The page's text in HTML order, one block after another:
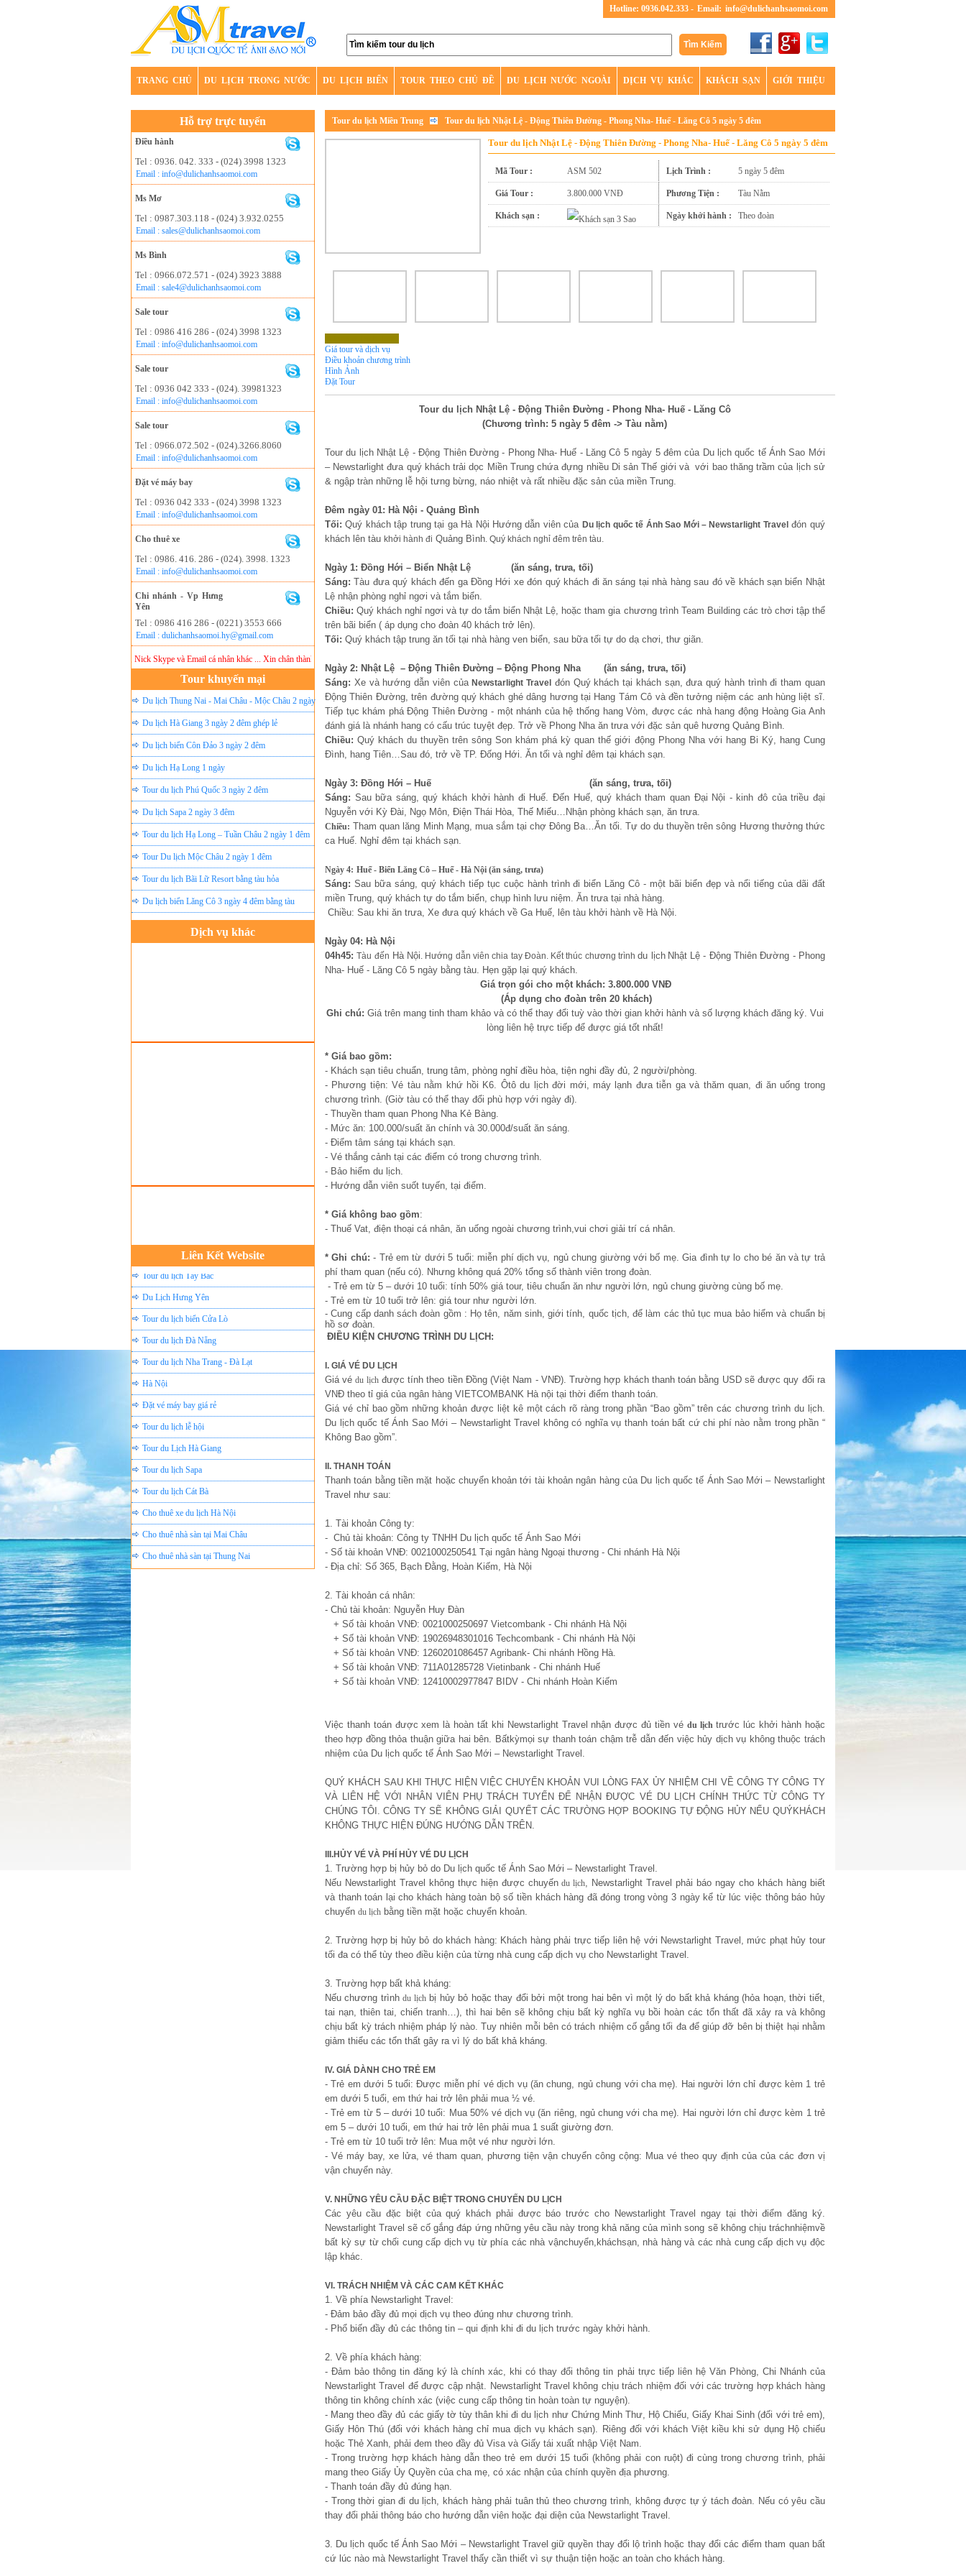
Hotline: 0936.042.333 - Email: info@dulichanhsaomoi.com
TRANG CHỦ DU LỊCH TRONG NƯỚC DU LỊCH BIỂN TOUR THEO CHỦ ĐỀ DU LỊCH NƯỚC NGOÀI DỊCH VỤ KHÁC KHÁCH SẠN GIỚI THIỆU
Hỗ trợ trực tuyến
Điều hành
Tel : 0936. 042. 333 - (024) 3998 1323
Email : info@dulichanhsaomoi.com
Ms Mơ
Tel : 0987.303.118 - (024) 3.932.0255
Email : sales@dulichanhsaomoi.com
Ms Bình
Tel : 0966.072.571 - (024) 3923 3888
Email : sale4@dulichanhsaomoi.com
Sale tour
Tel : 0986 416 286 - (024) 3998 1323
Email : info@dulichanhsaomoi.com
Sale tour
Tel : 0936 042 333 - (024). 39981323
Email : info@dulichanhsaomoi.com
Sale tour
Tel : 0966.072.502 - (024).3266.8060
Email : info@dulichanhsaomoi.com
Đặt vé máy bay
Tel : 0936 042 333 - (024) 3998 1323
Email : info@dulichanhsaomoi.com
Cho thuê xe
Tel : 0986. 416. 286 - (024). 3998. 1323
Email : info@dulichanhsaomoi.com
Chi nhánh - Vp Hưng
Yên
Tel : 0986 416 286 - (0221) 3553 666
Email : dulichanhsaomoi.hy@gmail.com
số Điện Thoại, Nick Yahoo , Nick Skype và Email cá nhân khác ... Xin chân thành cảm ơn!
Tour khuyến mại
Du lịch Thung Nai - Mai Châu - Mộc Châu 2 ngày
ghép lẻ
Du lịch Hà Giang 3 ngày 2 đêm ghép lẻ
Du lịch biển Côn Đảo 3 ngày 2 đêm
Du lịch Hạ Long 1 ngày
Tour du lịch Phú Quốc 3 ngày 2 đêm
Du lịch Sapa 2 ngày 3 đêm
Tour du lịch Hạ Long – Tuần Châu 2 ngày 1 đêm
Tour Du lịch Mộc Châu 2 ngày 1 đêm
Tour du lịch Bãi Lữ Resort bằng tàu hỏa
Du lịch biển Lăng Cô 3 ngày 4 đêm bằng tàu
Dịch vụ khác
Liên Kết Website
Đặt vé máy bay giá rẻ
Cho thuê xe du lịch Hà Nội
Tour du lịch Tây Bắc
Du Lịch Hưng Yên
Tour du lịch biển Cửa Lò
Tour du lịch Đà Nẵng
Tour du lịch Nha Trang - Đà Lạt
Hà Nội
Đặt vé máy bay giá rẻ
Tour du lịch lễ hội
Tour du Lịch Hà Giang
Tour du lịch Sapa
Tour du lịch Cát Bà
Cho thuê xe du lịch Hà Nội
Cho thuê nhà sàn tại Mai Châu
Cho thuê nhà sàn tại Thung Nai
Nhà sàn tại Đảo Dừa Thung Nai
Tour du lịch Miền Trung Tour du lịch Nhật Lệ - Động Thiên Đường - Phong Nha- Huế - Lăng Cô 5 ngày 5 đêm
Tour du lịch Nhật Lệ - Động Thiên Đường - Phong Nha- Huế - Lăng Cô 5 ngày 5 đêm
Mã Tour : ASM 502 Lịch Trình : 5 ngày 5 đêm
Giá Tour : 3.800.000 VNĐ Phương Tiện : Tàu Nằm
Khách sạn : Ngày khởi hành : Theo đoàn
Giá tour và dịch vụ
Điều khoản chương trình
Hình Ảnh
Đặt Tour
Tour du lịch Nhật Lệ - Động Thiên Đường - Phong Nha- Huế - Lăng Cô
(Chương trình: 5 ngày 5 đêm -> Tàu nằm)
Tour du lịch Nhật Lệ - Động Thiên Đường - Phong Nha- Huế - Lăng Cô 5 ngày 5 đêmcủa Du lịch quốc tế Ánh Sao Mới
– Newstarlight đưa quý khách trải dọc Miền Trung chứađựng nhiều Di sản Thế giới và với bao thăng trầm của lịch sử
& ngập tràn những lễ hội tưng bừng, náo nhiệt và rất nhiều đặc sản của miền Trung.
Đêm ngày 01: Hà Nội - Quảng Bình
Tối: Quý khách tập trung tại ga Hà Nội Hướng dẫn viên của Du lịch quốc tế Ánh Sao Mới – Newstarlight Travel đón quý
khách lên tàu khởi hành đi Quảng Bình. Quý khách nghỉ đêm trên tàu.
Ngày 1: Đồng Hới – Biển Nhật Lệ (ăn sáng, trưa, tối)
Sáng: Tàu đưa quý khách đến ga Đồng Hới xe đón quý khách đi ăn sáng tại nhà hàng sau đó về khách sạn biển Nhật
Lệ nhận phòng nghỉ ngơi và tắm biển.
Chiều: Quý khách nghỉ ngơi và tự do tắm biển Nhật Lệ, hoặc tham gia chương trình Team Building các trò chơi tập thể
trên bãi biển ( áp dụng cho đoàn 40 khách trở lên).
Tối: Quý khách tập trung ăn tối tại nhà hàng ven biển, sau bữa tối tự do dạ chơi, thư giãn.
Ngày 2: Nhật Lệ – Động Thiên Đường – Động Phong Nha (ăn sáng, trưa, tối)
Sáng: Xe và hướng dẫn viên củaNewstarlight Travel đón Quý khách tại khách sạn, đưa quý hành trình đi tham quan
Động Thiên Đường, trên đường quý khách ghé dâng hương tại Hang Tám Cô và đền tưởng niệm các anh hùng liệt sĩ.
Tiếp tục khám phá Động Thiên Đường - một nhánh của hệ thống hang Vòm, được các nhà hang động Hoàng Gia Anh
đánh giá là nhánh hang có cấu trúc tuyệt đẹp. Trở về Phong Nha ăn trưa với đặc sản quê hương Quảng Bình.
Chiều: Quý khách du thuyền trên sông Son khám phá kỳ quan thế giới động Phong Nha với hang Bi Ký, hang Cung
Đình, hang Tiên…Sau đó, trở về TP. Đống Hới. Ăn tối và nghỉ đêm tại khách sạn.
Ngày 3: Đồng Hới – Huế (ăn sáng, trưa, tối)
Sáng: Sau bữa sáng, quý khách khởi hành đi Huế. Đến Huế, quý khách tham quan Đại Nội - kinh đô của triều đại
Nguyễn với Kỳ Đài, Ngọ Môn, Điện Thái Hòa, Thế Miếu…Nhận phòng khách sạn, ăn trưa.
Chiều: Tham quan lăng Minh Mạng, mua sắm tại chợ Đông Ba…Ăn tối. Tự do du thuyền trên sông Hương thưởng thức
ca Huế. Nghỉ đêm tại khách sạn.
Ngày 4: Huế - Biển Lăng Cô – Huế - Hà Nội (ăn sáng, trưa)
Sáng: Sau bữa sáng, quý khách tiếp tục cuộc hành trình đi biển Lăng Cô - một bãi biển đẹp và nổi tiếng của dãi đất
miền Trung, quý khách tự do tắm biển, chụp hình lưu niệm. Ăn trưa tại nhà hàng.
Chiều: Sau khi ăn trưa, Xe đưa quý khách về Ga Huế, lên tàu khởi hành về Hà Nội.
Ngày 04: Hà Nội
04h45: Tàu đến Hà Nội. Hướng dẫn viên chia tay Đoàn. Kết thúc chương trình du lịch Nhật Lệ - Động Thiên Đường - Phong
Nha- Huế - Lăng Cô 5 ngày bằng tàu. Hẹn gặp lại quý khách.
Giá trọn gói cho một khách: 3.800.000 VNĐ
(Áp dụng cho đoàn trên 20 khách)
Ghi chú: Giá trên mang tinh tham khảo và có thể thay đổi tuỳ vào thời gian khởi hành và số lượng khách đăng ký. Vui
lòng liên hệ trực tiếp để được giá tốt nhất!
* Giá bao gồm:
- Khách sạn tiêu chuẩn, trung tâm, phòng nghỉ điều hòa, tiện nghi đầy đủ, 2 người/phòng.
- Phương tiện: Vé tàu nằm khứ hồi K6. Ôtô du lịch đời mới, máy lạnh đưa tiễn ga và thăm quan, đi ăn uống trong
chương trình. (Giờ tàu có thể thay đổi phù hợp với ngày đi).
- Thuyền tham quan Phong Nha Kẻ Bàng.
- Mức ăn: 100.000/suất ăn chính và 30.000đ/suất ăn sáng.
- Điểm tâm sáng tại khách sạn.
- Vé thắng cảnh tại các điểm có trong chương trình.
- Bảo hiểm du lịch.
- Hướng dẫn viên suốt tuyến, tại điểm.
* Giá không bao gồm:
- Thuế Vat, điện thoại cá nhân, ăn uống ngoài chương trình,vui chơi giải trí cá nhân.
* Ghi chú: - Trẻ em từ dưới 5 tuổi: miễn phí dịch vụ, ngủ chung giường với bố mẹ. Gia đình tự lo cho bé ăn và tự trả
phí tham quan (nếu có). Nhưng không quá 20% tổng số thành viên trong đoàn.
- Trẻ em từ 5 – dưới 10 tuổi: tính 50% giá tour, tiêu chuẩn ăn như người lớn, ngủ chung giường cùng bố mẹ.
- Trẻ em từ 10 tuổi trở lên: giá tour như người lớn.
- Cung cấp danh sách đoàn gồm : Họ tên, năm sinh, giới tính, quốc tịch, để làm các thủ tục mua bảo hiểm và chuẩn bị
hồ sơ đoàn.
ĐIỀU KIỆN CHƯƠNG TRÌNH DU LỊCH:
I. GIÁ VÉ DU LỊCH
Giá védu lịchđược tính theo tiền Đồng (Việt Nam - VNĐ). Trường hợp khách thanh toán bằng USD sẽ được quy đổi ra
VNĐ theo tỉ giá của ngân hàng VIETCOMBANK Hà nội tại thời điểm thanh toán.
Giá vé chỉ bao gồm những khoản được liệt kê một cách rõ ràng trong phần “Bao gồm” trên các chương trình du lịch.
Du lịch quốc tế Ánh Sao Mới – Newstarlight Travel không có nghĩa vụ thanh toán bất cứ chi phí nào nằm trong phần “
Không Bao gồm”.
II. THANH TOÁN
Thanh toán bằng tiền mặt hoặc chuyển khoản tới tài khoản ngân hàng của Du lịch quốc tế Ánh Sao Mới – Newstarlight
Travel như sau:
1. Tài khoản Công ty:
- Chủ tài khoản: Công ty TNHH Du lịch quốc tế Ánh Sao Mới
- Số tài khoản VNĐ: 0021000250541 Tại ngân hàng Ngoại thương - Chi nhánh Hà Nội
- Địa chỉ: Số 365, Bạch Đằng, Hoàn Kiếm, Hà Nội
2. Tài khoản cá nhân:
- Chủ tài khoản: Nguyễn Huy Đàn
+ Số tài khoản VNĐ: 0021000250697 Vietcombank - Chi nhánh Hà Nội
+ Số tài khoản VNĐ: 19026948301016 Techcombank - Chi nhánh Hà Nội
+ Số tài khoản VNĐ: 1260201086457 Agribank- Chi nhánh Hồng Hà.
+ Số tài khoản VNĐ: 711A01285728 Vietinbank - Chi nhánh Huế
+ Số tài khoản VNĐ: 12410002977847 BIDV - Chi nhánh Hoàn Kiếm
Việc thanh toán được xem là hoàn tất khi Newstarlight Travel nhận được đủ tiền vé du lịchtrước lúc khởi hành hoặc
theo hợp đồng thỏa thuận giữa hai bên. Bấtkỳmọi sự thanh toán chậm trễ dẫn đến việc hủy dịch vụ không thuộc trách
nhiệm của Du lịch quốc tế Ánh Sao Mới – Newstarlight Travel.
QUÝ KHÁCH SAU KHI THỰC HIỆN VIỆC CHUYỂN KHOẢN VUI LÒNG FAX ỦY NHIỆM CHI VỀ CÔNG TY CÔNG TY
VÀ LIÊN HỆ VỚI NHÂN VIÊN PHỤ TRÁCH TUYẾN ĐỂ NHẬN ĐƯỢC VÉ DU LỊCH CHÍNH THỨC TỪ CÔNG TY
CHÚNG TÔI. CÔNG TY SẼ KHÔNG GIẢI QUYẾT CÁC TRƯỜNG HỢP BOOKING TỰ ĐỘNG HỦY NẾU QUÝKHÁCH
KHÔNG THỰC HIỆN ĐÚNG HƯỚNG DẪN TRÊN.
III.HỦY VÉ VÀ PHÍ HỦY VÉ DU LỊCH
1. Trường hợp bị hủy bỏ do Du lịch quốc tế Ánh Sao Mới – Newstarlight Travel.
Nếu Newstarlight Travel không thực hiện được chuyến du lịch, Newstarlight Travel phải báo ngay cho khách hàng biết
và thanh toán lại cho khách hàng toàn bộ số tiền khách hàng đã đóng trong vòng 3 ngày kể từ lúc việc thông báo hủy
chuyến du lịch bằng tiền mặt hoặc chuyển khoản.
2. Trường hợp bị hủy bỏ do khách hàng: Khách hàng phải trực tiếp liên hệ với Newstarlight Travel, mức phạt hủy tour
tối đa có thể tùy theo điều kiện của từng nhà cung cấp dịch vụ cho Newstarlight Travel.
3. Trường hợp bất khả kháng:
Nếu chương trìnhdu lịchbị hủy bỏ hoặc thay đổi bởi một trong hai bên vì một lý do bất khả kháng (hỏa hoạn, thời tiết,
tai nạn, thiên tai, chiến tranh…), thì hai bên sẽ không chịu bất kỳ nghĩa vụ bồi hoàn các tổn thất đã xảy ra và không
chịu bất kỳ trách nhiệm pháp lý nào. Tuy nhiên mỗi bên có trách nhiệm cố gắng tối đa để giúp đỡ bên bị thiệt hại nhằm
giảm thiểu các tổn thất gây ra vì lý do bất khả kháng.
IV. GIÁ DÀNH CHO TRẺ EM
- Trẻ em dưới 5 tuổi: Được miễn phí vé dịch vụ (ăn chung, ngủ chung với cha mẹ). Hai người lớn chỉ được kèm 1 trẻ
em dưới 5 tuổi, em thứ hai trở lên phải mua ½ vé.
- Trẻ em từ 5 – dưới 10 tuổi: Mua 50% vé dịch vụ (ăn riêng, ngủ chung với cha mẹ). Hai người lớn chỉ được kèm 1 trẻ
em 5 – dưới 10 tuổi, em thứ hai trở lên phải mua 1 suất giường đơn.
- Trẻ em từ 10 tuổi trở lên: Mua một vé như người lớn.
- Vé máy bay, xe lửa, vé tham quan, phương tiện vận chuyển công cộng: Mua vé theo quy định của của các đơn vị
vận chuyển này.
V. NHỮNG YÊU CẦU ĐẶC BIỆT TRONG CHUYẾN DU LỊCH
Các yêu cầu đặc biệt của quý khách phải được báo trước cho Newstarlight Travel ngay tại thời điểm đăng ký.
Newstarlight Travel sẽ cố gắng đáp ứng những yêu cầu này trong khả năng của mình song sẽ không chịu tráchnhiệmvề
bất kỳ sự từ chối cung cấp dịch vụ từ phía các nhà vậnchuyển,kháchsạn, nhà hàng và các nhà cung cấp dịch vụ độc
lập khác.
VI. TRÁCH NHIỆM VÀ CÁC CAM KẾT KHÁC
1. Về phía Newstarlight Travel:
- Đảm bảo đầy đủ mọi dịch vụ theo đúng như chương trình.
- Phổ biến đầy đủ các thông tin – qui định khi đi du lịch trước ngày khởi hành.
2. Về phía khách hàng:
- Đảm bảo thông tin đăng ký là chính xác, khi có thay đổi thông tin phải trực tiếp liên hệ Văn Phòng, Chi Nhánh của
Newstarlight Travel để được cập nhật. Newstarlight Travel không chịu trách nhiệm đối với các trường hợp khách hàng
thông tin không chính xác (việc cung cấp thông tin hoàn toàn tự nguyện).
- Mang theo đầy đủ các giấy tờ tùy thân khi đi du lịch như Chứng Minh Thư, Hộ Chiếu, Giấy Khai Sinh (đối với trẻ em),
Giấy Hôn Thú (đối với khách hàng chỉ mua dịch vụ khách sạn). Riêng đối với khách Việt kiều khi sử dụng Hộ chiếu
hoặc Thẻ Xanh, phải đem theo đầy đủ Visa và Giấy tái xuất nhập Việt Nam.
- Trong trường hợp khách hàng dẫn theo trẻ em dưới 15 tuổi (không phải con ruột) đi cùng trong chương trình, phải
mang theo Giấy Ủy Quyền của cha mẹ, có xác nhận của chính quyền địa phương.
- Thanh toán đầy đủ đúng hạn.
- Trong thời gian đi du lịch, khách hàng phải tuân thủ theo chương trình, không được tự ý tách đoàn. Nếu có yêu cầu
thay đổi phải thông báo cho hướng dẫn viên hoặc đại diện của Newstarlight Travel.
3. Du lịch quốc tế Ánh Sao Mới – Newstarlight Travel giữ quyền thay đổi lộ trình hoặc thay đổi các điểm tham quan bất
cứ lúc nào mà Newstarlight Travel thấy cần thiết vì sự thuận tiện hoặc an toàn cho khách hàng.